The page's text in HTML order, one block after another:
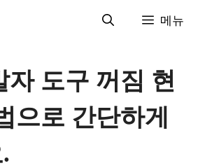
메뉴
자 도구 꺼짐 현
으로 간단하게